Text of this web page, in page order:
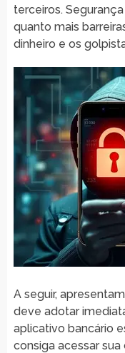
terceiros.
quanto mais
dinheiro e os
A seguir,
deve adotar
aplicativo bancário
consiga acessar